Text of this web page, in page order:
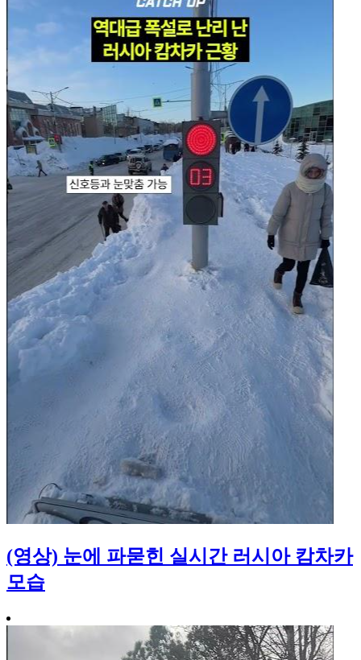
(영상) 눈에 파묻힌 실시간 러시아 캄차카
모습